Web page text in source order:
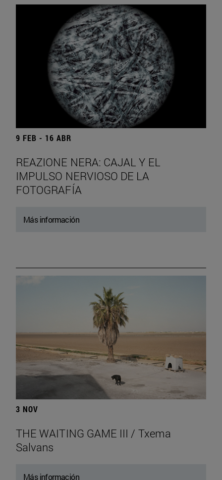
9 FEB - 16 ABR
REAZIONE NERA: CAJAL Y EL
IMPULSO NERVIOSO DE LA
FOTOGRAFÍA
Más información
3 NOV
THE WAITING GAME III / Txema
Salvans
Más información